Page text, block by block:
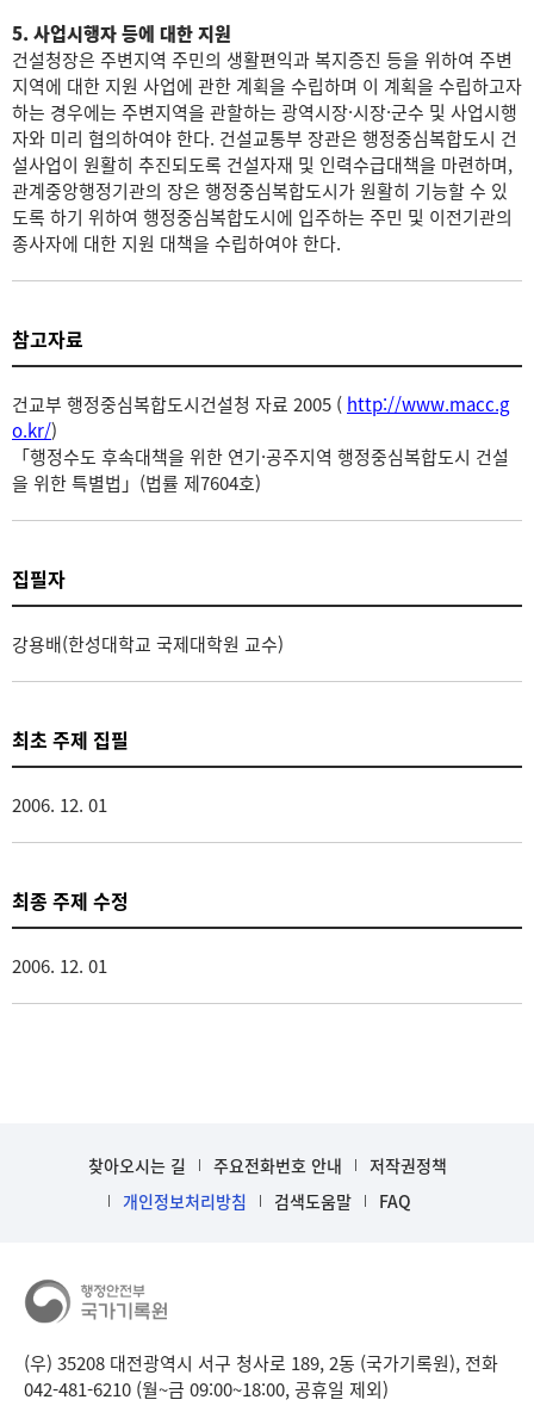
5. 사업시행자 등에 대한 지원
건설청장은 주변지역 주민의 생활편익과 복지증진 등을 위하여 주변
지역에 대한 지원 사업에 관한 계획을 수립하며 이 계획을 수립하고자
하는 경우에는 주변지역을 관할하는 광역시장·시장·군수 및 사업시행
자와 미리 협의하여야 한다. 건설교통부 장관은 행정중심복합도시 건
설사업이 원활히 추진되도록 건설자재 및 인력수급대책을 마련하며,
관계중앙행정기관의 장은 행정중심복합도시가 원활히 기능할 수 있
도록 하기 위하여 행정중심복합도시에 입주하는 주민 및 이전기관의
종사자에 대한 지원 대책을 수립하여야 한다.
참고자료
건교부 행정중심복합도시건설청 자료 2005 ( http://www.macc.g
o.kr/)
「행정수도 후속대책을 위한 연기·공주지역 행정중심복합도시 건설
을 위한 특별법」(법률 제7604호)
집필자
강용배(한성대학교 국제대학원 교수)
최초 주제 집필
2006. 12. 01
최종 주제 수정
2006. 12. 01
찾아오시는 길 주요전화번호 안내
저작권정책
개인정보처리방침
검색도움말 FAQ
(우) 35208 대전광역시 서구 청사로 189, 2동 (국가기록원), 전화
042-481-6210 (월~금 09:00~18:00, 공휴일 제외)